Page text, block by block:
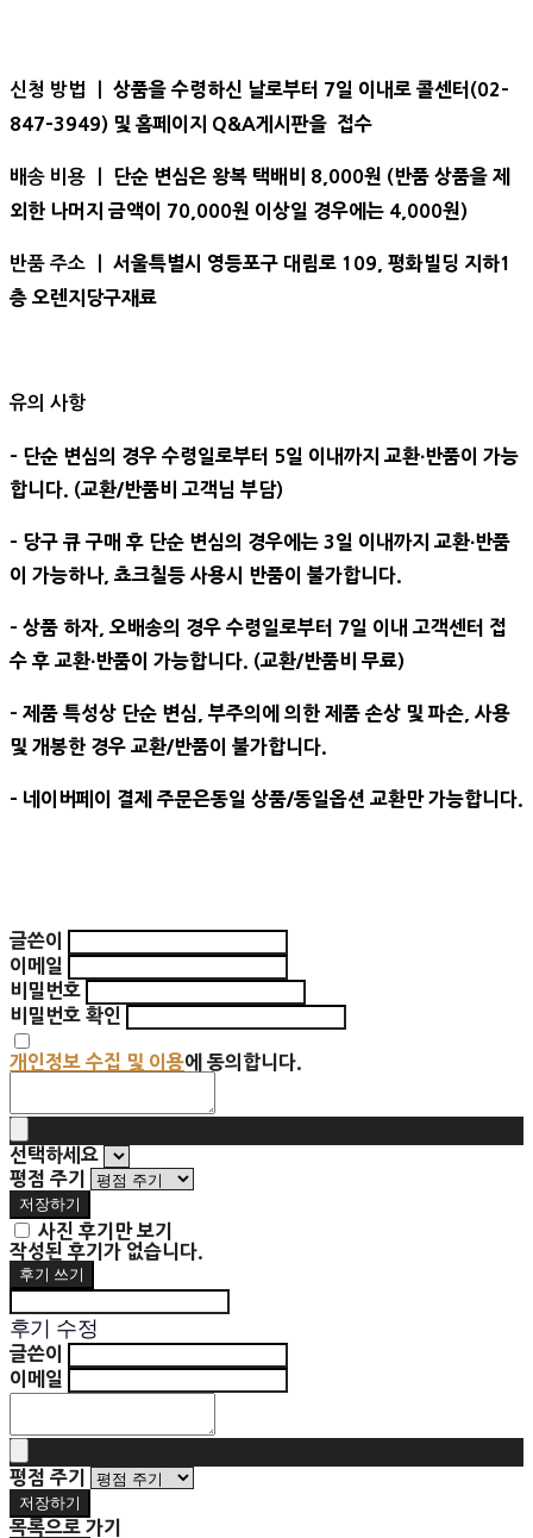
신청 방법 ㅣ 상품을 수령하신 날로부터 7일 이내로 콜센터(02-
847-3949) 및 홈페이지 Q&A게시판을 접수
배송 비용 ㅣ
단순 변심은 왕복 택배비 8,000원 (반품 상품을 제
외한 나머지 금액이 70,000원 이상일 경우에는 4,000원)
반품 주소 ㅣ 서울특별시 영등포구 대림로 109, 평화빌딩 지하1
층 오렌지당구재료
유의 사항
- 단순 변심의 경우 수령일로부터 5일 이내까지 교환∙반품이 가능
합니다. (교환/반품비 고객님 부담)
- 당구 큐 구매 후 단순 변심의 경우에는 3일 이내까지 교환∙반품
이 가능하나, 쵸크칠등 사용시 반품이 불가합니다.
- 상품 하자, 오배송의 경우 수령일로부터 7일 이내 고객센터 접
수 후 교환∙반품이 가능합니다. (교환/반품비 무료)
- 제품 특성상 단순 변심, 부주의에 의한 제품 손상 및 파손, 사용
및 개봉한 경우 교환/반품이 불가합니다.
- 네이버페이 결제 주문은동일 상품/동일옵션 교환만 가능합니다.
글쓴이
이메일
비밀번호
비밀번호 확인
개인정보 수집 및 이용에 동의합니다.
선택하세요
평점 주기
저장하기
사진 후기만 보기
작성된 후기가 없습니다.
후기 쓰기
후기 수정
글쓴이
이메일
평점 주기
저장하기
목록으로 가기